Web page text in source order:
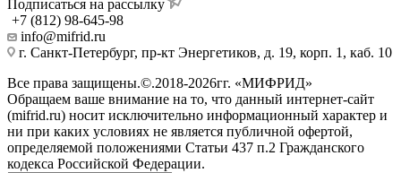
Подписаться на рассылку
+7 (812) 98-645-98
info@mifrid.ru
г. Санкт-Петербург, пр-кт Энергетиков, д. 19, корп. 1, каб. 10
Все права защищены.©.2018-2026гг. «МИФРИД»
Обращаем ваше внимание на то, что данный интернет-сайт
(mifrid.ru) носит исключительно информационный характер и
ни при каких условиях не является публичной офертой,
определяемой положениями Статьи 437 п.2 Гражданского
кодекса Российской Федерации.